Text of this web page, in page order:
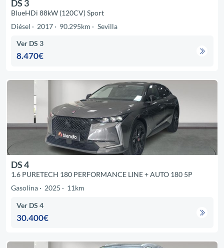
DS 3
BlueHDi 88kW (120CV) Sport
Diésel
2017 90.295km Sevilla
Ver DS 3
8.470€
DS 4
1.6 PURETECH 180 PERFORMANCE LINE + AUTO 180 5P
Gasolina
2025 11km
Ver DS 4
30.400€